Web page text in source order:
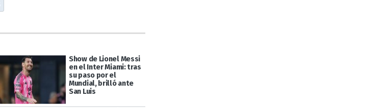
Show de Lionel Messi
en el Inter Miami: tras
su paso por el
Mundial, brilló ante
San Luis